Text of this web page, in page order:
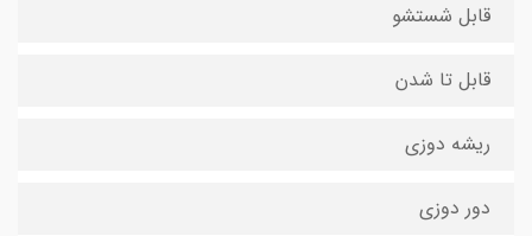
قابل شستشو
قابل تا شدن
ریشه دوزی
دور دوزی